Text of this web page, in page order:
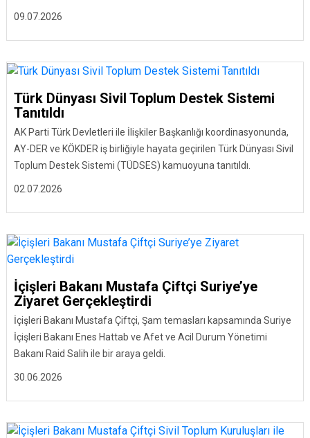
09.07.2026
02.07.2026
Türk Dünyası Sivil Toplum Destek Sistemi
Tanıtıldı
AK Parti Türk Devletleri ile İlişkiler Başkanlığı koordinasyonunda,
AY-DER ve KÖKDER iş birliğiyle hayata geçirilen Türk Dünyası Sivil
Toplum Destek Sistemi (TÜDSES) kamuoyuna tanıtıldı.
30.06.2026
İçişleri Bakanı Mustafa Çiftçi Suriye’ye
Ziyaret Gerçekleştirdi
İçişleri Bakanı Mustafa Çiftçi, Şam temasları kapsamında Suriye
İçişleri Bakanı Enes Hattab ve Afet ve Acil Durum Yönetimi
Bakanı Raid Salih ile bir araya geldi.